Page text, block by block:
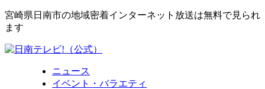
宮崎県日南市の地域密着インターネット放送は無料で見られ
ます
ニュース
イベント・バラエティ